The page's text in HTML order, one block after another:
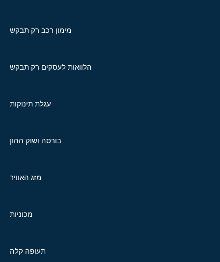
מימון רכב רק תבקש
הלוואות לעסקים רק תבקש
עגלת תינוקות
בורסה ושוק ההון
מזג האוויר
מכוניות
תעופה קלה